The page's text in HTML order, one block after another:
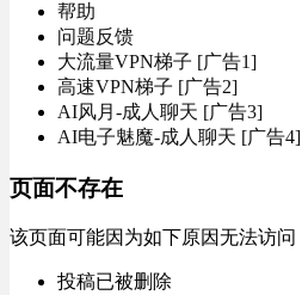
帮助
问题反馈
大流量VPN梯子 [广告1]
高速VPN梯子 [广告2]
AI风月-成人聊天 [广告3]
AI电子魅魔-成人聊天 [广告4]
页面不存在
该页面可能因为如下原因无法访问
投稿已被删除